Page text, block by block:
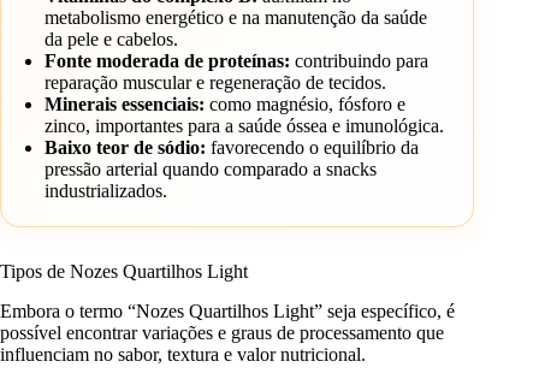
metabolismo energético e na manutenção da saúde
da pele e cabelos.
Fonte moderada de proteínas: contribuindo para
reparação muscular e regeneração de tecidos.
Minerais essenciais: como magnésio, fósforo e
zinco, importantes para a saúde óssea e imunológica.
Baixo teor de sódio: favorecendo o equilíbrio da
pressão arterial quando comparado a snacks
industrializados.
Tipos de Nozes Quartilhos Light
Embora o termo “Nozes Quartilhos Light” seja específico, é
possível encontrar variações e graus de processamento que
influenciam no sabor, textura e valor nutricional.